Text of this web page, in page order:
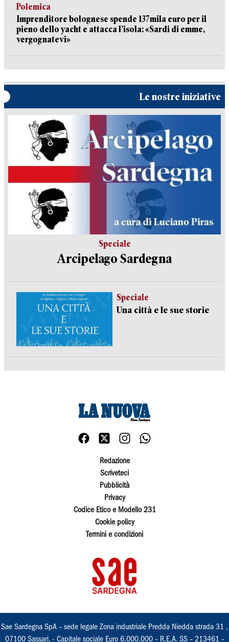
Polemica
Imprenditore bolognese spende 137mila euro per il
pieno dello yacht e attacca l’isola: «Sardi di emme,
vergognatevi»
Le nostre iniziative
Speciale
Arcipelago Sardegna
Speciale
Una città e le sue storie
Redazione
Scriveteci
Pubblicità
Privacy
Codice Etico e Modello 231
Cookie policy
Termini e condizioni
Sae Sardegna SpA – sede legale Zona industriale Predda Niedda strada 31 ,
07100 Sassari, - Capitale sociale Euro 6.000.000 – R.E.A. SS – 213461 –